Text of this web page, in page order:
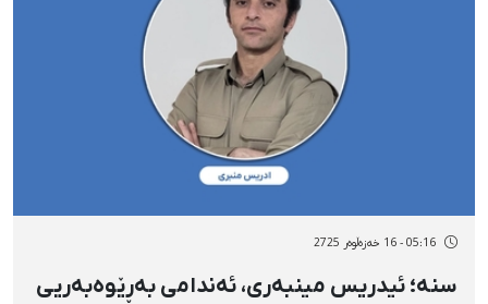
05:16 - 16 خەزەڵوەر 2725
سنە؛ ئیدریس مینبەری، ئەندامی بەڕێوەبەریی